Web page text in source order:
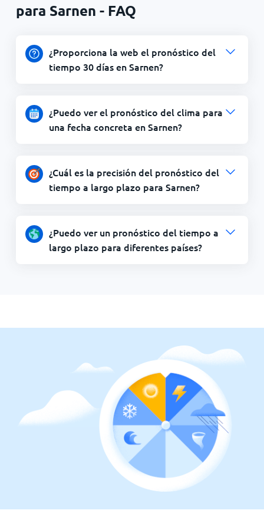
para Sarnen - FAQ
¿Proporciona la web el pronóstico del
tiempo 30 días en Sarnen?
¿Puedo ver el pronóstico del clima para
una fecha concreta en Sarnen?
¿Cuál es la precisión del pronóstico del
tiempo a largo plazo para Sarnen?
¿Puedo ver un pronóstico del tiempo a
largo plazo para diferentes países?